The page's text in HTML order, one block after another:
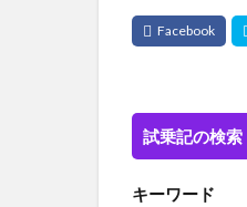
試乗記の検索
キーワード